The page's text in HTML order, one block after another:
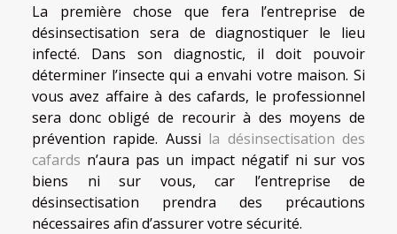
La première chose que fera l’entreprise de
désinsectisation sera de diagnostiquer le lieu
infecté. Dans son diagnostic, il doit pouvoir
déterminer l’insecte qui a envahi votre maison. Si
vous avez affaire à des cafards, le professionnel
sera donc obligé de recourir à des moyens de
prévention rapide. Aussi la désinsectisation des
cafards n’aura pas un impact négatif ni sur vos
biens ni sur vous, car l’entreprise de
désinsectisation prendra des précautions
nécessaires afin d’assurer votre sécurité.